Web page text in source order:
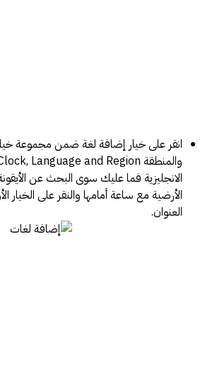
انقر على خيار إضافة لغة ضمن مجموعة
الانجليزية فما عليك سوى البحث عن
الأرضية مع ساعة أمامها والنقر على الخيار
العنوان.